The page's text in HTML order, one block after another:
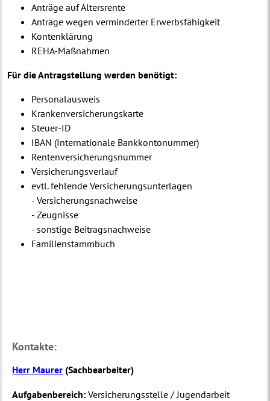
Anträge auf Altersrente
Anträge wegen verminderter Erwerbsfähigkeit
Kontenklärung
REHA-Maßnahmen
Für die Antragstellung werden benötigt:
Personalausweis
Krankenversicherungskarte
Steuer-ID
IBAN (Internationale Bankkontonummer)
Rentenversicherungsnummer
Versicherungsverlauf
evtl. fehlende Versicherungsunterlagen
- Versicherungsnachweise
- Zeugnisse
- sonstige Beitragsnachweise
Familienstammbuch
Kontakte:
Herr Maurer (Sachbearbeiter)
Aufgabenbereich: Versicherungsstelle / Jugendarbeit